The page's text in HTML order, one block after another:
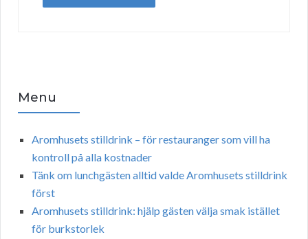
Menu
Aromhusets stilldrink – för restauranger som vill ha
kontroll på alla kostnader
Tänk om lunchgästen alltid valde Aromhusets stilldrink
först
Aromhusets stilldrink: hjälp gästen välja smak istället
för burkstorlek